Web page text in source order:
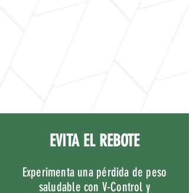
EVITA EL REBOTE
Experimenta una pérdida de peso
saludable con V-Control y